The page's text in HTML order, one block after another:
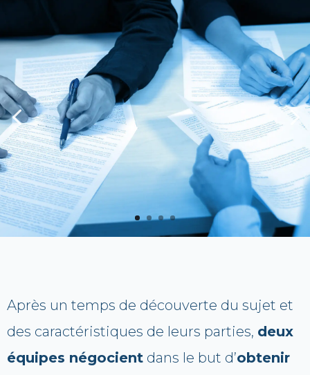
Après un temps de découverte du sujet et
des caractéristiques de leurs parties, deux
équipes négocient dans le but d’obtenir